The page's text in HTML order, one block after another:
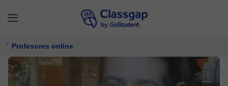
Profesores online